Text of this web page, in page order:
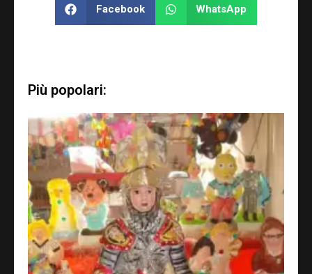
Facebook WhatsApp
Più popolari: